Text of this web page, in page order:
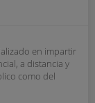
en impartir
a distancia y
como del